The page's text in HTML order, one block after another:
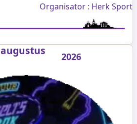
Organisator : Herk Sport
augustus 2026